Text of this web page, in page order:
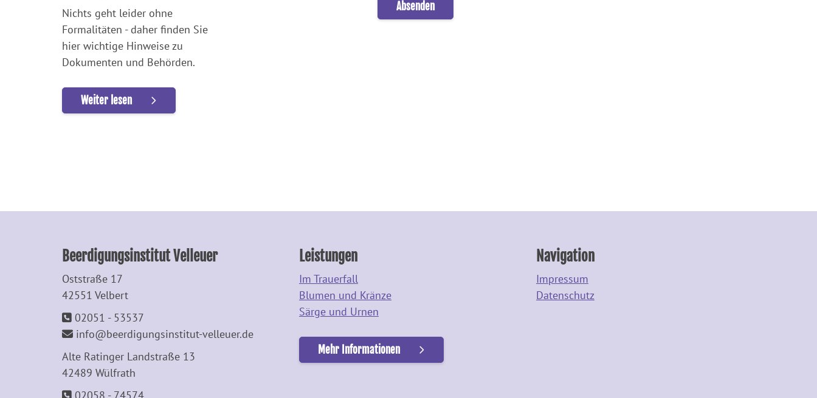
Nichts geht leider ohne
Formalitäten - daher finden Sie
hier wichtige Hinweise zu
Dokumenten und Behörden.
Weiter lesen
Beerdigungsinstitut Velleuer
Oststraße 17
42551 Velbert
02051 - 53537
info@beerdigungsinstitut-velleuer.de
Alte Ratinger Landstraße 13
42489 Wülfrath
Leistungen
Im Trauerfall
Blumen und Kränze
Särge und Urnen
Mehr Informationen
Navigation
Impressum
Datenschutz